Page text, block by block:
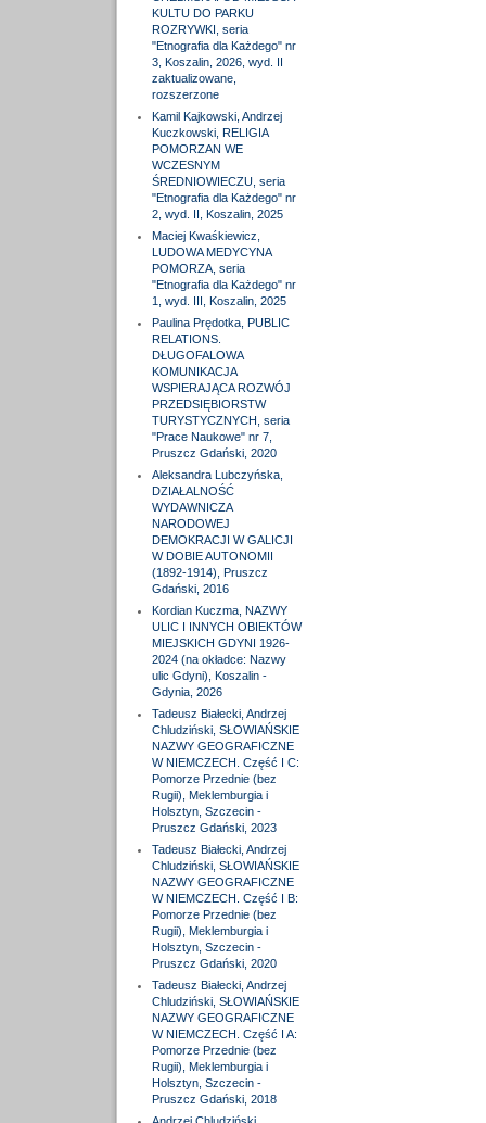
KULTU DO PARKU
ROZRYWKI, seria
"Etnografia dla Każdego" nr
3, Koszalin, 2026, wyd. II
zaktualizowane,
rozszerzone
Kamil Kajkowski, Andrzej
Kuczkowski, RELIGIA
POMORZAN WE
WCZESNYM
ŚREDNIOWIECZU, seria
"Etnografia dla Każdego" nr
2, wyd. II, Koszalin, 2025
Maciej Kwaśkiewicz,
LUDOWA MEDYCYNA
POMORZA, seria
"Etnografia dla Każdego" nr
1, wyd. III, Koszalin, 2025
Paulina Prędotka, PUBLIC
RELATIONS.
DŁUGOFALOWA
KOMUNIKACJA
WSPIERAJĄCA ROZWÓJ
PRZEDSIĘBIORSTW
TURYSTYCZNYCH, seria
"Prace Naukowe" nr 7,
Pruszcz Gdański, 2020
Aleksandra Lubczyńska,
DZIAŁALNOŚĆ
WYDAWNICZA
NARODOWEJ
DEMOKRACJI W GALICJI
W DOBIE AUTONOMII
(1892-1914), Pruszcz
Gdański, 2016
Kordian Kuczma, NAZWY
ULIC I INNYCH OBIEKTÓW
MIEJSKICH GDYNI 1926-
2024 (na okładce: Nazwy
ulic Gdyni), Koszalin -
Gdynia, 2026
Tadeusz Białecki, Andrzej
Chludziński, SŁOWIAŃSKIE
NAZWY GEOGRAFICZNE
W NIEMCZECH. Część I C:
Pomorze Przednie (bez
Rugii), Meklemburgia i
Holsztyn, Szczecin -
Pruszcz Gdański, 2023
Tadeusz Białecki, Andrzej
Chludziński, SŁOWIAŃSKIE
NAZWY GEOGRAFICZNE
W NIEMCZECH. Część I B:
Pomorze Przednie (bez
Rugii), Meklemburgia i
Holsztyn, Szczecin -
Pruszcz Gdański, 2020
Tadeusz Białecki, Andrzej
Chludziński, SŁOWIAŃSKIE
NAZWY GEOGRAFICZNE
W NIEMCZECH. Część I A:
Pomorze Przednie (bez
Rugii), Meklemburgia i
Holsztyn, Szczecin -
Pruszcz Gdański, 2018